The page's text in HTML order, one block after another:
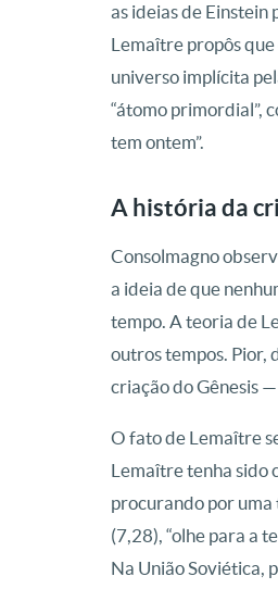
as ideias de Einstein
Lemaître propôs
universo implícita
“átomo primordial”,
tem ontem”.
A história da
Consolmagno
a ideia de que
tempo. A teoria de
outros tempos. Pior,
criação do Gênesis
O fato de Lemaître
Lemaître tenha sido
procurando por uma
(7,28), “olhe para a
Na União Soviética,